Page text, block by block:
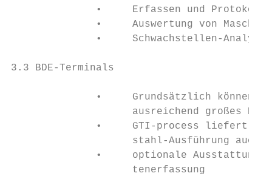
•     Erfassen und
•     Auswertung von
•     Schwachstellen-
3.3 BDE-Terminals
•     Grundsätzlich können
ausreichend großes
•     GTI-process liefert
stahl-Ausführung auch
•     optionale Ausstattung
                    tenerfassung